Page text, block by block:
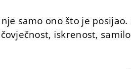
samo ono što je
iskrenost,